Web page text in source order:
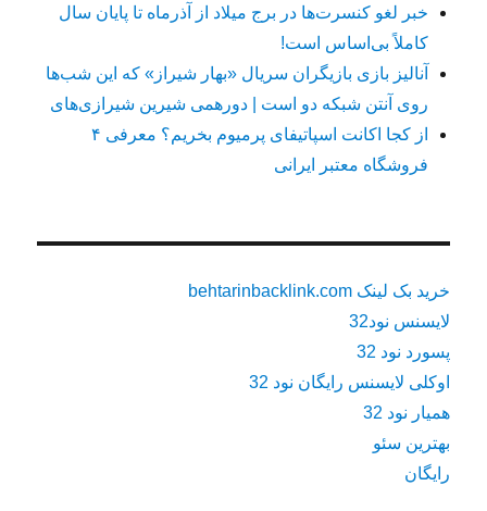
خبر لغو کنسرت‌ها در برج میلاد از آذرماه تا پایان سال
کاملاً بی‌اساس است!
آنالیز بازی بازیگران سریال «بهار شیراز» که این شب‌ها
روی آنتن شبکه دو است | دورهمی شیرین شیرازی‌های
از کجا اکانت اسپاتیفای پرمیوم بخریم؟ معرفی ۴
فروشگاه معتبر ایرانی
خرید بک لینک behtarinbacklink.com
لایسنس نود32
پسورد نود 32
اوکلی لایسنس رایگان نود 32
همیار نود 32
بهترین سئو
رایگان